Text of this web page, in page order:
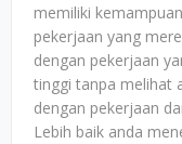
memiliki
pekerjaan yang
dengan pekerjaan
tinggi tanpa melihat
dengan pekerjaan
Lebih baik anda